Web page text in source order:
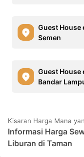
Guest House
Semen
Guest House
Bandar
Kisaran Harga Mana
Informasi Harga
Liburan di Taman